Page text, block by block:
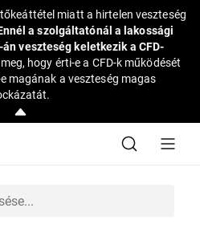
miatt a hirtelen veszteség
a szolgáltatónál a lakossági
veszteség keletkezik a CFD-
hogy érti-e a CFD-k működését
magának a veszteség magas